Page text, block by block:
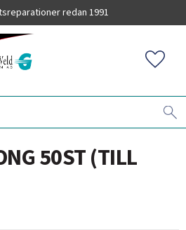
redan 1991
50ST (TILL